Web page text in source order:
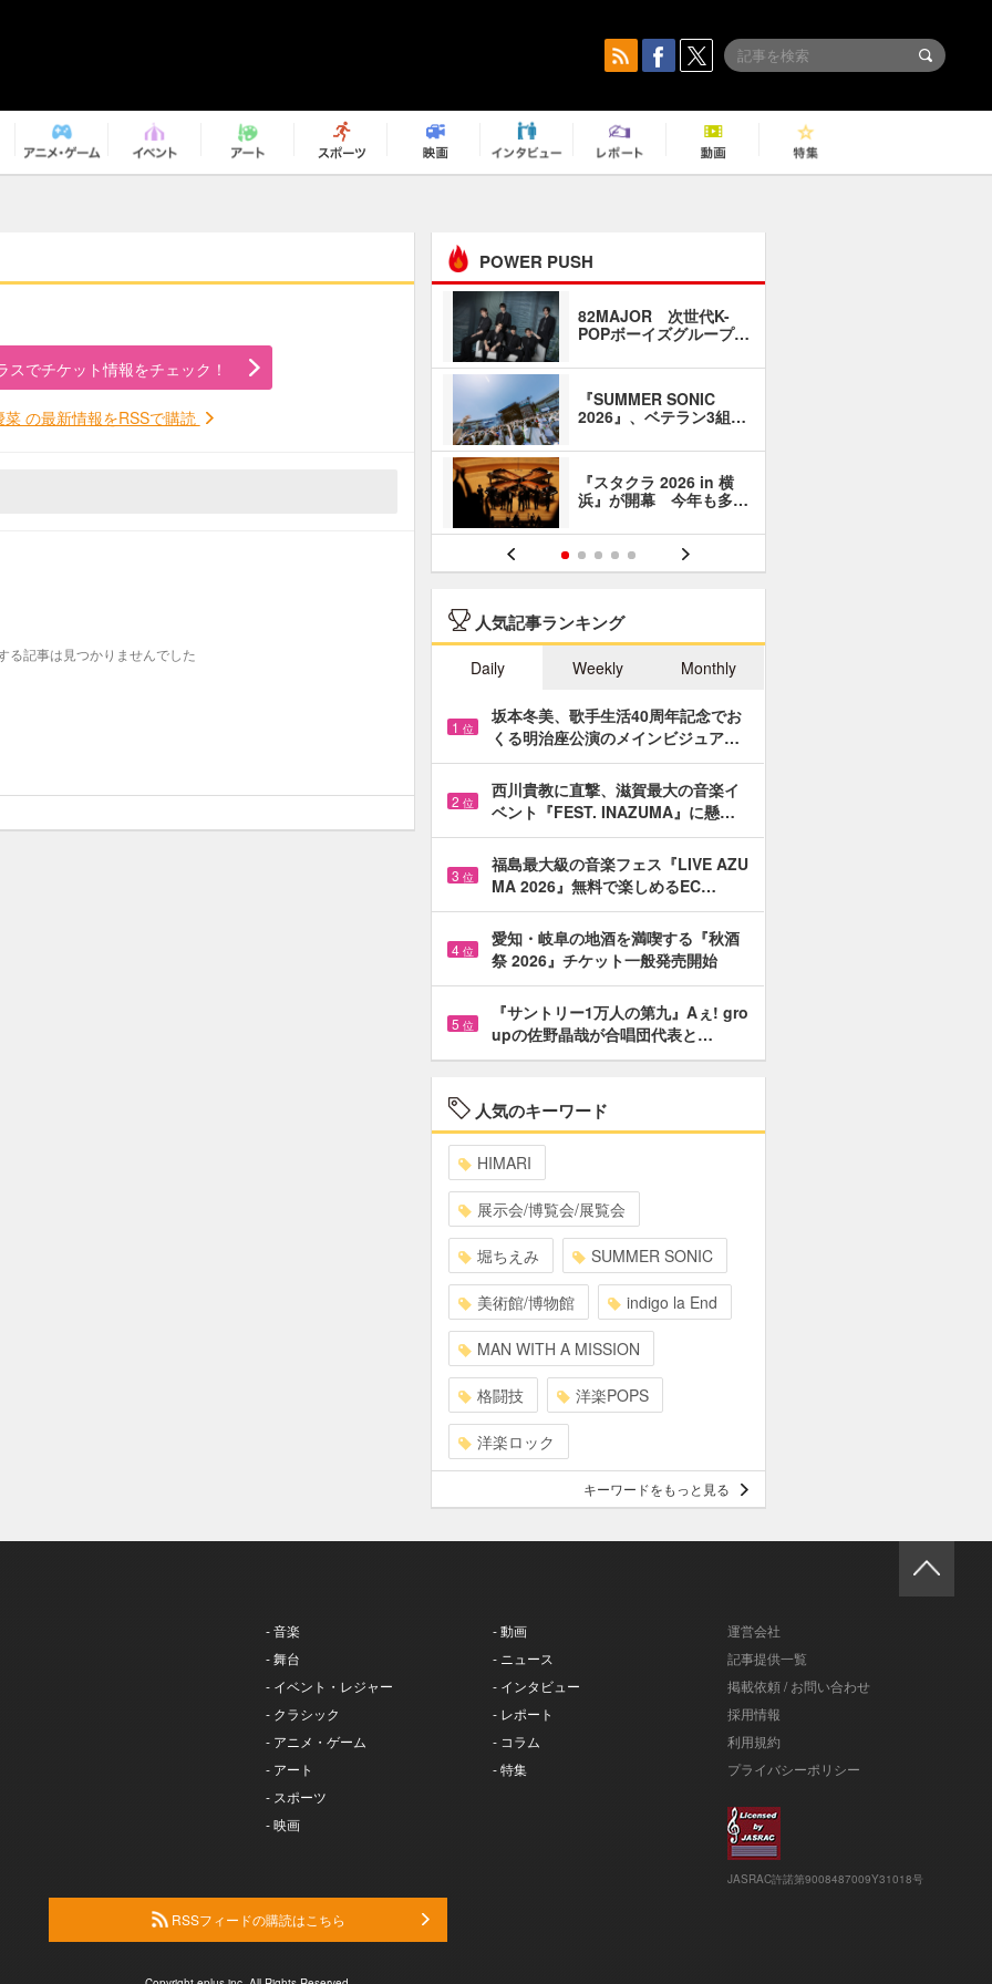
スでチケット情報をチェック！
菜 の最新情報をRSSで購読
る記事は見つかりませんでした
POWER PUSH
82MAJOR 次世代K-
POPボーイズグループ…
『SUMMER SONIC
2026』、ベテラン3組…
『スタクラ 2026 in 横
浜』が開幕 今年も多…
人気記事ランキング
Daily Weekly Monthly
1 位
坂本冬美、歌手生活40周年記念でお
くる明治座公演のメインビジュア…
2 位
西川貴教に直撃、滋賀最大の音楽イ
ベント『FEST. INAZUMA』に懸…
3 位
福島最大級の音楽フェス『LIVE AZU
MA 2026』無料で楽しめるEC…
4 位
愛知・岐阜の地酒を満喫する『秋酒
祭 2026』チケット一般発売開始
5 位
『サントリー1万人の第九』Aぇ! gro
upの佐野晶哉が合唱団代表と…
人気のキーワード
HIMARI
展示会/博覧会/展覧会
堀ちえみ SUMMER SONIC
美術館/博物館 indigo la End
MAN WITH A MISSION
格闘技 洋楽POPS
洋楽ロック
キーワードをもっと見る
- 音楽
- 舞台
- イベント・レジャー
- クラシック
- アニメ・ゲーム
- アート
- スポーツ
- 映画
- 動画
- ニュース
- インタビュー
- レポート
- コラム
- 特集
運営会社
記事提供一覧
掲載依頼 / お問い合わせ
採用情報
利用規約
プライバシーポリシー
JASRAC許諾第9008487009Y31018号
RSSフィードの購読はこちら